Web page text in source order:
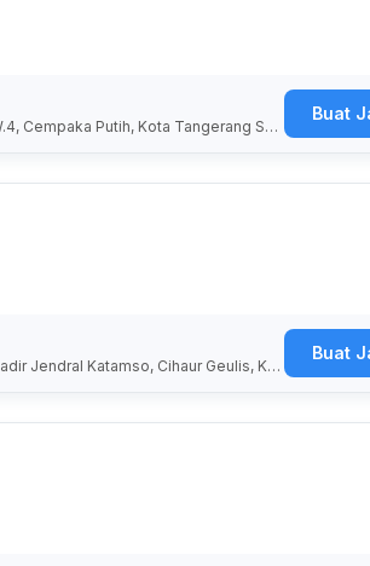
Cempaka Putih, Kota Tangerang Sel
Buat
Jendral Katamso, Cihaur Geulis, Kot
Buat